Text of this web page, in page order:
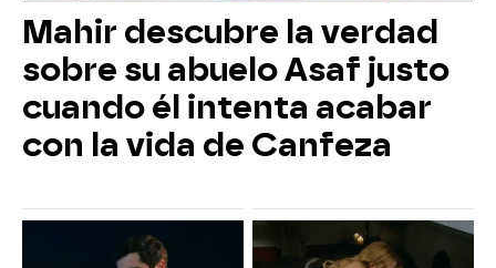
Mahir descubre la verdad
sobre su abuelo Asaf justo
cuando él intenta acabar
con la vida de Canfeza